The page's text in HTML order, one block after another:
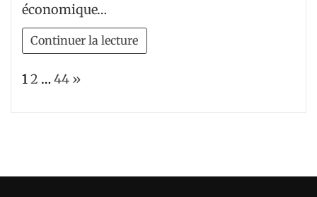
économique…
Continuer la lecture
Page:
12 … 44 Next
»